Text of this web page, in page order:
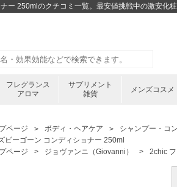
ー 250mlのクチコミ一覧。最安値挑戦中の激安化粧
フレグランス
アロマ
サプリメント
雑貨
メンズコスメ
ページ ボディ・ヘアケア シャンプー・コ
ビーゴーン コンディショナー 250ml
ページ
ジョヴァンニ（Giovanni） 2chic